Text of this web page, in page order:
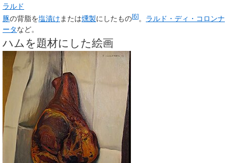
ラルド
豚の背脂を塩漬け または燻製にしたもの[6]。 ラルド・ディ・コロンナ
ータなど。
ハムを題材にした絵画